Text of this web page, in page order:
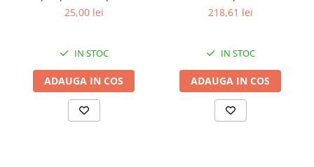
pisici, Active Carbon, 5L
25,00 lei
IN STOC
ADAUGA IN COS
Pui, 14kg
218,61 lei
IN STOC
ADAUGA IN COS